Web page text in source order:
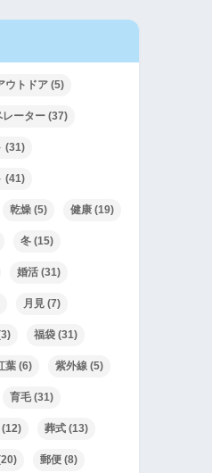
ウトドア (5)
レーター (37)
(31)
(41)
乾燥 (5) 健康 (19)
冬 (15)
婚活 (31)
月見 (7)
福袋 (31)
葉 (6) 紫外線 (5)
育毛(31)
(12) 葬式 (13)
郵便 (8)